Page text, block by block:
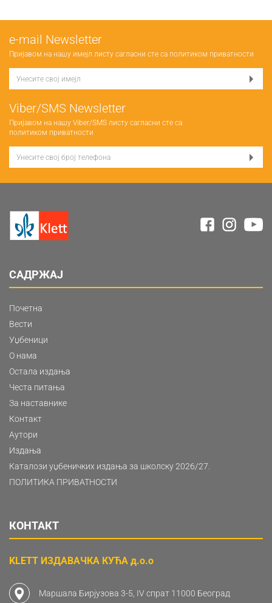
е-mail Newsletter
Пријавом на нашу имејл листу сагласни сте са политиком приватности
Viber/SMS Newsletter
Пријавом на нашу Viber/SMS листу сагласни сте са
политиком приватности
САДРЖАЈ
Почетна
Вести
Уџбеници
О нама
Остала издања
Честа питања
За наставнике
Контакт
Аутори
Издања
Каталози уџбеничких издања за школску 2026/27.
ПОЛИТИКА ПРИВАТНОСТИ
КОНТАКТ
KLETT ИЗДАВАЧКА КУЋА д.о.о
Маршала Бирјузова 3-5, IV спрат 11000 Београд